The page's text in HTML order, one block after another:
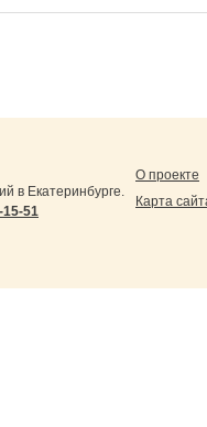
в Екатеринбурге.
15-51
О проекте
Карта